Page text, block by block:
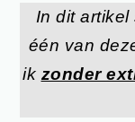
In dit artikel
één van
ik zonder